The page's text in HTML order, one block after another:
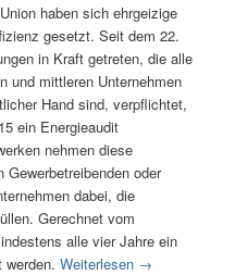
haben sich ehrgeizige
gesetzt. Seit dem 22.
in Kraft getreten, die alle
und mittleren Unternehmen
Hand sind, verpflichtet,
ein Energieaudit
nehmen diese
Gewerbetreibenden oder
dabei, die
Gerechnet vom
alle vier Jahre ein
werden.Weiterlesen →